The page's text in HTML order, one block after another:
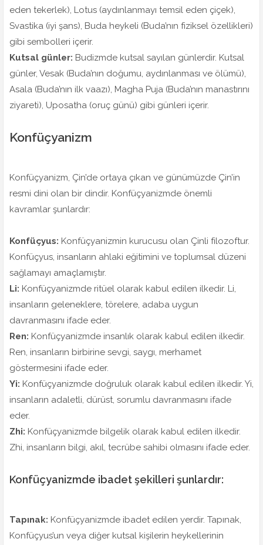
eden tekerlek), Lotus (aydınlanmayı temsil eden çiçek),
Svastika (iyi şans), Buda heykeli (Buda’nın fiziksel özellikleri)
gibi sembolleri içerir.
Kutsal günler: Budizmde kutsal sayılan günlerdir. Kutsal
günler, Vesak (Buda’nın doğumu, aydınlanması ve ölümü),
Asala (Buda’nın ilk vaazı), Magha Puja (Buda’nın manastırını
ziyareti), Uposatha (oruç günü) gibi günleri içerir.
Konfüçyanizm
Konfüçyanizm, Çin’de ortaya çıkan ve günümüzde Çin’in
resmi dini olan bir dindir. Konfüçyanizmde önemli
kavramlar şunlardır:
Konfüçyus: Konfüçyanizmin kurucusu olan Çinli filozoftur.
Konfüçyus, insanların ahlaki eğitimini ve toplumsal düzeni
sağlamayı amaçlamıştır.
Li: Konfüçyanizmde ritüel olarak kabul edilen ilkedir. Li,
insanların geleneklere, törelere, adaba uygun
davranmasını ifade eder.
Ren: Konfüçyanizmde insanlık olarak kabul edilen ilkedir.
Ren, insanların birbirine sevgi, saygı, merhamet
göstermesini ifade eder.
Yi: Konfüçyanizmde doğruluk olarak kabul edilen ilkedir. Yi,
insanların adaletli, dürüst, sorumlu davranmasını ifade
eder.
Zhi: Konfüçyanizmde bilgelik olarak kabul edilen ilkedir.
Zhi, insanların bilgi, akıl, tecrübe sahibi olmasını ifade eder.
Konfüçyanizmde ibadet şekilleri şunlardır:
Tapınak: Konfüçyanizmde ibadet edilen yerdir. Tapınak,
Konfüçyus’un veya diğer kutsal kişilerin heykellerinin